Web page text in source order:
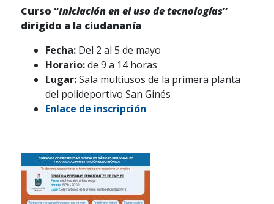
Curso “Iniciación en el uso de tecnologías”
dirigido a la ciudananía
Fecha:Del 2 al 5 de mayo
Horario:de 9 a 14 horas
Lugar:Sala multiusos de la primera planta
del polideportivo San Ginés
Enlace de inscripción